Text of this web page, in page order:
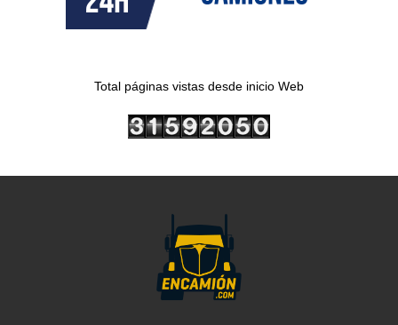
Total páginas vistas desde inicio Web